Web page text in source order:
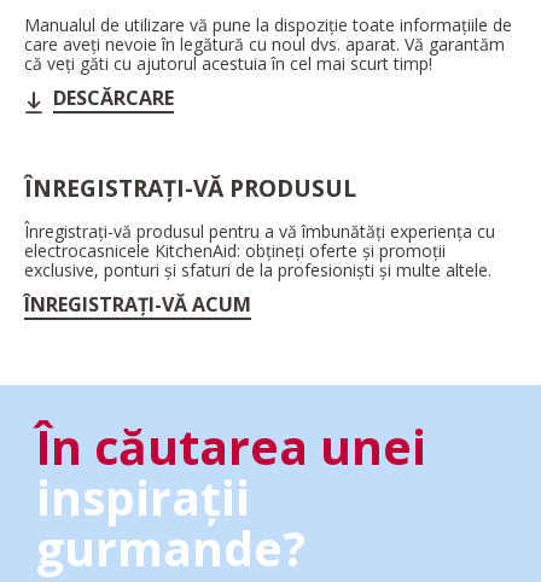
Manualul de utilizare vă pune la dispoziție toate informațiile de
care aveți nevoie în legătură cu noul dvs. aparat. Vă garantăm
că veți găti cu ajutorul acestuia în cel mai scurt timp!
DESCĂRCARE
ÎNREGISTRAȚI-VĂ PRODUSUL
Înregistrați-vă produsul pentru a vă îmbunătăți experiența cu
electrocasnicele KitchenAid: obțineți oferte și promoții
exclusive, ponturi și sfaturi de la profesioniști și multe altele.
ÎNREGISTRAȚI-VĂ ACUM
În căutarea unei
inspirații
gurmande?